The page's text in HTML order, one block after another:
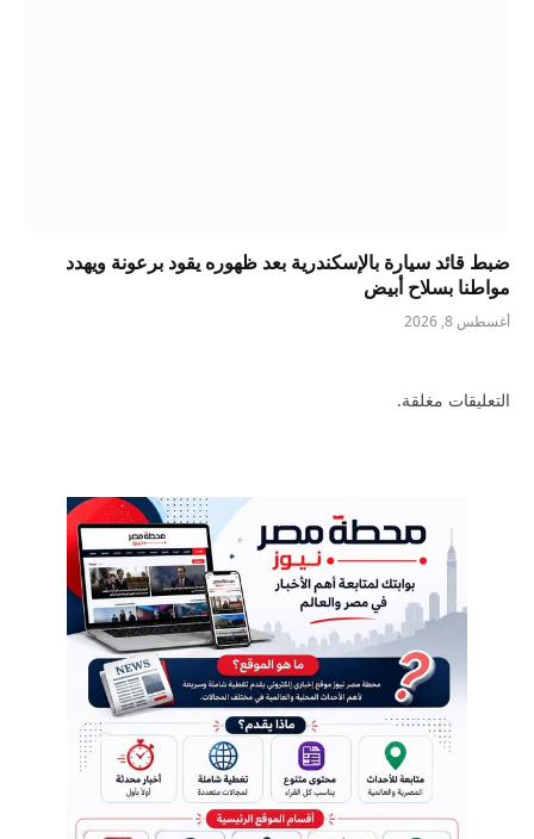
ضبط قائد سيارة بالإسكندرية بعد ظهوره يقود برعونة ويهدد
مواطنا بسلاح أبيض
أغسطس 8, 2026
التعليقات مغلقة.